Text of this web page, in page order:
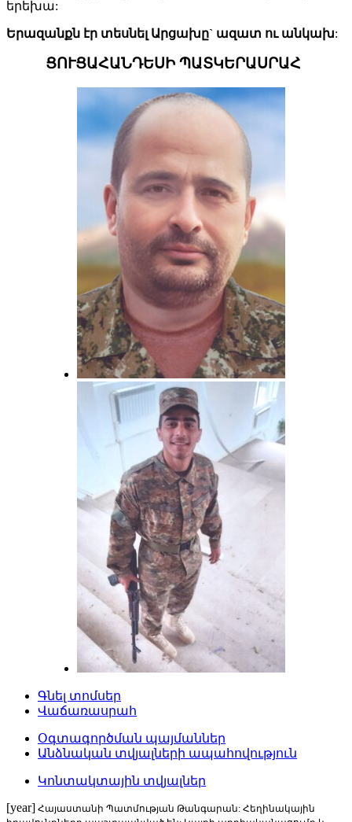
երեխա:
Երազանքն էր տեսնել Արցախը` ազատ ու անկախ:
ՑՈՒՑԱՀԱՆԴԵՍԻ ՊԱՏԿԵՐԱՍՐԱՀ
Գնել տոմսեր
Վաճառասրահ
Օգտագործման պայմաններ
Անձնական տվյալների ապահովություն
Կոնտակտային տվյալներ
[year] Հայաստանի Պատմության Թանգարան: Հեղինակային